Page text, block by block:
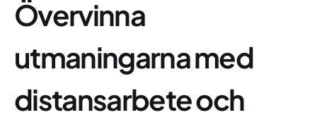
Övervinna
utmaningarna med
distansarbete och